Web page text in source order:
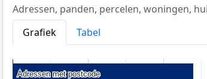
Adressen, panden, percelen, woningen,
Grafiek
Tabel
Adressen met postcode
Adressen met postcode